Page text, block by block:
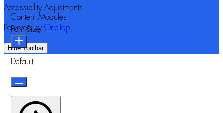
Accessibility Adjustments
Powered by OneTap
Hide Toolbar
Content Modules
Font Size
Default